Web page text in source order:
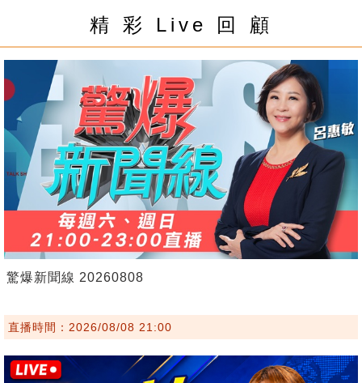
精 彩 Live 回 顧
驚爆新聞線 20260808
直播時間：2026/08/08 21:00